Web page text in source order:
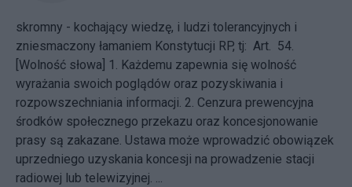
skromny - kochający wiedzę, i ludzi tolerancyjnych i
zniesmaczony łamaniem Konstytucji RP, tj: Art. 54.
[Wolność słowa] 1. Każdemu zapewnia się wolność
wyrażania swoich poglądów oraz pozyskiwania i
rozpowszechniania informacji. 2. Cenzura prewencyjna
środków społecznego przekazu oraz koncesjonowanie
prasy są zakazane. Ustawa może wprowadzić obowiązek
uprzedniego uzyskania koncesji na prowadzenie stacji
radiowej lub telewizyjnej. ...